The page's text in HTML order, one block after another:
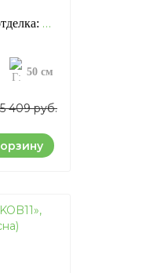
Комод «KLMB22», отделка: старение (сосна)
50 см
409 руб.